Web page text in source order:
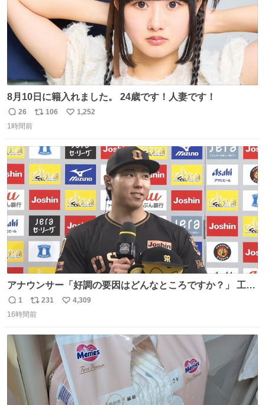
8月10日に籍入れました。 24歳です！人妻です！
返
信
26
リ
ト
数
106
い
数
1,252
1時間前
アナウンサー「好調の要因はどんなところですか？」 工藤
「え〜、、、要因、、、」 阪神ファン「ﾌｧﾝﾉｵｶｹﾞｰ!」 工藤
「ファンのおかげですっ！😎」 阪神ファンやっぱりオモロ
返
信
1
リ
ポ
231
い
数
4,309
16時間前